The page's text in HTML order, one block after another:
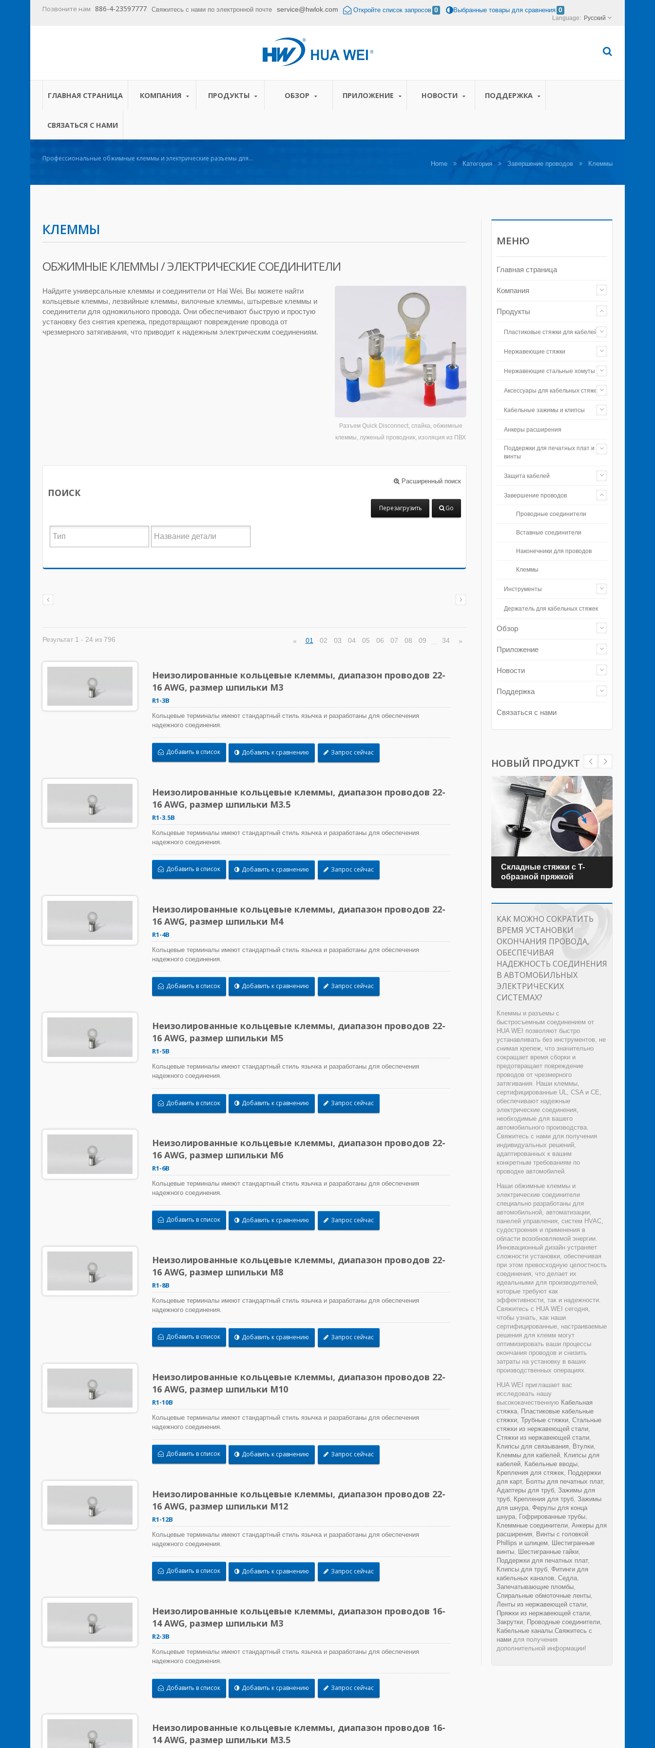
Позвоните нам 886-4-23597777 Свяжитесь с нами по электронной почте service@hwlok.com Откройте список запросов 0 Выбранные товары для сравнения 0
Русский
ГЛАВНАЯ СТРАНИЦА КОМПАНИЯ ПРОДУКТЫ ОБЗОР ПРИЛОЖЕНИЕ НОВОСТИ ПОДДЕРЖКА
СВЯЗАТЬСЯ С НАМИ
Профессиональные обжимные клеммы и электрические разъемы для
Home Категория Завершение проводов Клеммы
КЛЕММЫ
ОБЖИМНЫЕ КЛЕММЫ / ЭЛЕКТРИЧЕСКИЕ СОЕДИНИТЕЛИ
Разъем Quick Disconnect, спайка, обжимные
клеммы, луженый проводник, изоляция из ПВХ
Найдите универсальные клеммы и соединители от Hai Wei. Вы можете найти
кольцевые клеммы, лезвийные клеммы, вилочные клеммы, штыревые клеммы и
соединители для одножильного провода. Они обеспечивают быструю и простую
установку без снятия крепежа, предотвращают повреждение провода от
чрезмерного затягивания, что приводит к надежным электрическим соединениям.
Расширенный поиск
ПОИСК
Go
Перезагрузить
Результат 1 - 24 из 796 « 01 02 03 04 05 06 07 08 09 … 34 »
Неизолированные кольцевые клеммы, диапазон проводов 22-
16 AWG, размер шпильки M3
R1-3B
Кольцевые терминалы имеют стандартный стиль язычка и разработаны для обеспечения
надежного соединения.
Добавить в список Добавить к сравнению Запрос сейчас
Неизолированные кольцевые клеммы, диапазон проводов 22-
16 AWG, размер шпильки M3.5
R1-3.5B
Кольцевые терминалы имеют стандартный стиль язычка и разработаны для обеспечения
надежного соединения.
Добавить в список Добавить к сравнению Запрос сейчас
Неизолированные кольцевые клеммы, диапазон проводов 22-
16 AWG, размер шпильки M4
R1-4B
Кольцевые терминалы имеют стандартный стиль язычка и разработаны для обеспечения
надежного соединения.
Добавить в список Добавить к сравнению Запрос сейчас
Неизолированные кольцевые клеммы, диапазон проводов 22-
16 AWG, размер шпильки M5
R1-5B
Кольцевые терминалы имеют стандартный стиль язычка и разработаны для обеспечения
надежного соединения.
Добавить в список Добавить к сравнению Запрос сейчас
Неизолированные кольцевые клеммы, диапазон проводов 22-
16 AWG, размер шпильки M6
R1-6B
Кольцевые терминалы имеют стандартный стиль язычка и разработаны для обеспечения
надежного соединения.
Добавить в список Добавить к сравнению Запрос сейчас
Неизолированные кольцевые клеммы, диапазон проводов 22-
16 AWG, размер шпильки M8
R1-8B
Кольцевые терминалы имеют стандартный стиль язычка и разработаны для обеспечения
надежного соединения.
Добавить в список Добавить к сравнению Запрос сейчас
Неизолированные кольцевые клеммы, диапазон проводов 22-
16 AWG, размер шпильки M10
R1-10B
Кольцевые терминалы имеют стандартный стиль язычка и разработаны для обеспечения
надежного соединения.
Добавить в список Добавить к сравнению Запрос сейчас
Неизолированные кольцевые клеммы, диапазон проводов 22-
16 AWG, размер шпильки M12
R1-12B
Кольцевые терминалы имеют стандартный стиль язычка и разработаны для обеспечения
надежного соединения.
Добавить в список Добавить к сравнению Запрос сейчас
Неизолированные кольцевые клеммы, диапазон проводов 16-
14 AWG, размер шпильки M3
R2-3B
Кольцевые терминалы имеют стандартный стиль язычка и разработаны для обеспечения
надежного соединения.
Добавить в список Добавить к сравнению Запрос сейчас
Неизолированные кольцевые клеммы, диапазон проводов 16-
14 AWG, размер шпильки M3.5
МЕНЮ
Главная страница
Компания
Продукты
Пластиковые стяжки для кабелей
Нержавеющие стяжки
Нержавеющие стальные хомуты
Аксессуары для кабельных стяжек
Кабельные зажимы и клипсы
Анкеры расширения
Поддержки для печатных плат и
винты
Защита кабелей
Завершение проводов
Проводные соединители
Вставные соединители
Наконечники для проводов
Клеммы
Инструменты
Держатель для кабельных стяжек
Обзор
Приложение
Новости
Поддержка
Связаться с нами
НОВЫЙ ПРОДУКТ
Стяжки TEFZEL®
Складные стяжки с T-
образной пряжкой
КАК МОЖНО СОКРАТИТЬ
ВРЕМЯ УСТАНОВКИ
ОКОНЧАНИЯ ПРОВОДА,
ОБЕСПЕЧИВАЯ
НАДЕЖНОСТЬ СОЕДИНЕНИЯ
В АВТОМОБИЛЬНЫХ
ЭЛЕКТРИЧЕСКИХ
СИСТЕМАХ?
Клеммы и разъемы с
быстросъемным соединением от
HUA WEI позволяют быстро
устанавливать без инструментов, не
снимая крепеж, что значительно
сокращает время сборки и
предотвращает повреждение
проводов от чрезмерного
затягивания. Наши клеммы,
сертифицированные UL, CSA и CE,
обеспечивают надежные
электрические соединения,
необходимые для вашего
автомобильного производства.
Свяжитесь с нами для получения
индивидуальных решений,
адаптированных к вашим
конкретным требованиям по
проводке автомобилей.
Наши обжимные клеммы и
электрические соединители
специально разработаны для
автомобильной, автоматизации,
панелей управления, систем HVAC,
судостроения и применения в
области возобновляемой энергии.
Инновационный дизайн устраняет
сложности установки, обеспечивая
при этом превосходную целостность
соединения, что делает их
идеальными для производителей,
которые требуют как
эффективности, так и надежности.
Свяжитесь с HUA WEI сегодня,
чтобы узнать, как наши
сертифицированные, настраиваемые
решения для клемм могут
оптимизировать ваши процессы
окончания проводов и снизить
затраты на установку в ваших
производственных операциях.
HUA WEI приглашает вас
исследовать нашу
высококачественную Кабельная
стяжка, Пластиковые кабельные
стяжки, Трубные стяжки, Стальные
стяжки из нержавеющей стали,
Стяжки из нержавеющей стали,
Клипсы для связывания, Втулки,
Клеммы для кабелей, Клипсы для
кабелей, Кабельные вводы,
Крепления для стяжек, Поддержки
для карт, Болты для печатных плат,
Адаптеры для труб, Зажимы для
труб, Крепления для труб, Зажимы
для шнура, Ферулы для конца
шнура, Гофрированные трубы,
Клеммные соединители, Анкеры для
расширения, Винты с головкой
Phillips и шлицем, Шестигранные
винты, Шестигранные гайки,
Поддержки для печатных плат,
Клипсы для труб, Фитинги для
кабельных каналов, Седла,
Запечатывающие пломбы,
Спиральные обмоточные ленты,
Ленты из нержавеющей стали,
Пряжки из нержавеющей стали,
Закрутки, Проводные соединители,
Кабельные каналы.Свяжитесь с
нами для получения
дополнительной информации!